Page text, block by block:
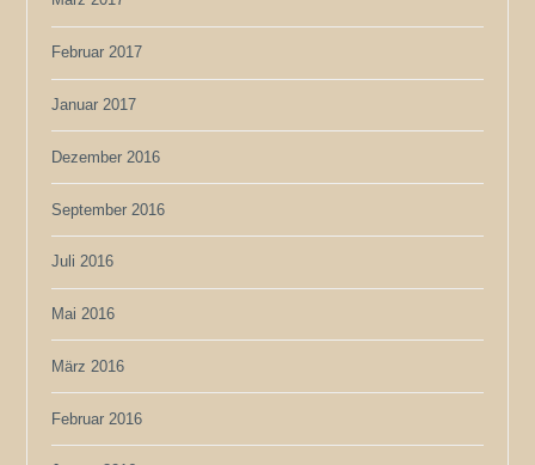
Februar 2017
Januar 2017
Dezember 2016
September 2016
Juli 2016
Mai 2016
März 2016
Februar 2016